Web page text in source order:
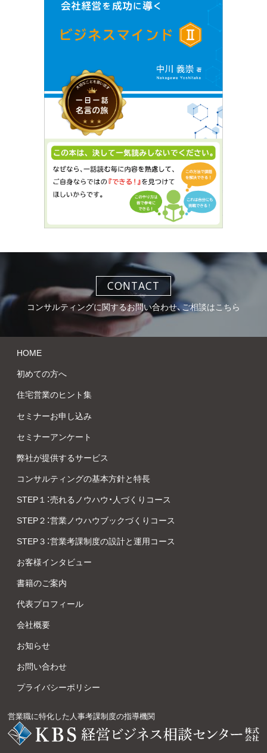
CONTACT
コンサルティングに関するお問い合わせ、ご相談はこちら
HOME
初めての方へ
住宅営業のヒント集
セミナーお申し込み
セミナーアンケート
弊社が提供するサービス
コンサルティングの基本方針と特長
STEP１：売れるノウハウ・人づくりコース
STEP２：営業ノウハウブックづくりコース
STEP３：営業考課制度の設計と運用コース
お客様インタビュー
書籍のご案内
代表プロフィール
会社概要
お知らせ
お問い合わせ
プライバシーポリシー
営業職に特化した人事考課制度の指導機関